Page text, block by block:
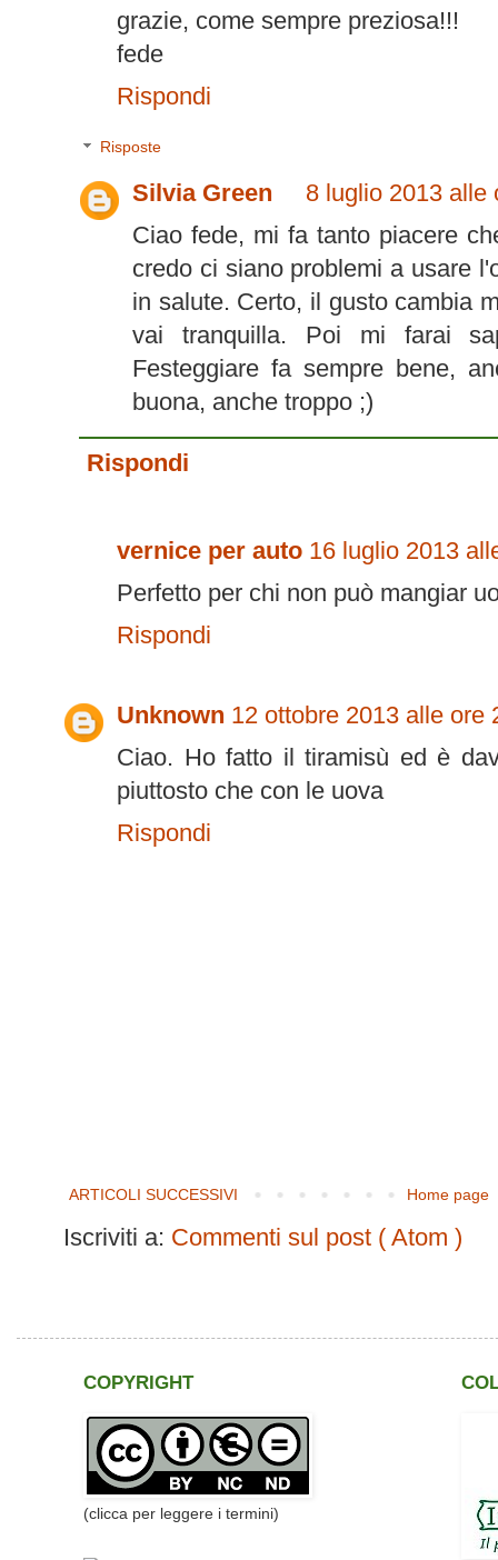
grazie, come sempre preziosa!!!
fede
Rispondi
Risposte
Silvia Green
8 luglio 2013 alle
Ciao fede, mi fa tanto piacere
credo ci siano problemi a usare
in salute. Certo, il gusto cambia
vai tranquilla. Poi mi farai
Festeggiare fa sempre bene,
buona, anche troppo ;)
Rispondi
vernice per auto 16 luglio 2013
Perfetto per chi non può mangiar
Rispondi
Unknown 12 ottobre 2013 alle ore
Ciao. Ho fatto il tiramisù ed è
piuttosto che con le uova
Rispondi
ARTICOLI SUCCESSIVI Home page
Iscriviti a: Commenti sul post ( Atom )
COPYRIGHT
(clicca per leggere i termini)